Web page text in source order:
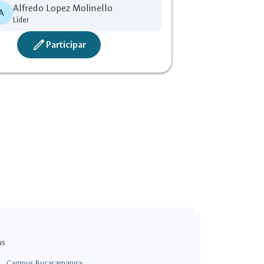
Líder
Alfredo Lopez Molinello
create Participar